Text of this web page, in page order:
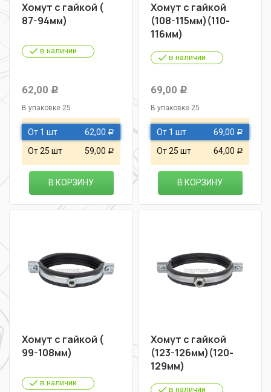
Хомут с гайкой (
87-94мм)
в наличии
62,00 Р
В упаковке 25
От 1 шт 62,00 Р
От 25 шт 59,00 Р
В КОРЗИНУ
Хомут с гайкой
(108-115мм)(110-
116мм)
в наличии
69,00 Р
В упаковке 25
От 1 шт 69,00 Р
От 25 шт 64,00 Р
В КОРЗИНУ
Хомут с гайкой (
99-108мм)
в наличии
Хомут с гайкой
(123-126мм)(120-
129мм)
в наличии